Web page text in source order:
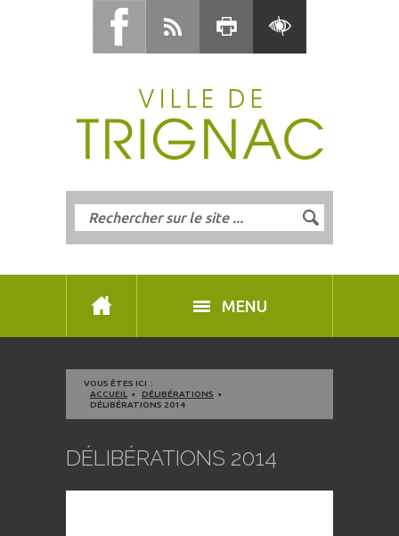
MENU
VOUS ÊTES ICI :
ACCUEIL
DÉLIBÉRATIONS
DÉLIBÉRATIONS 2014
DÉLIBÉRATIONS 2014